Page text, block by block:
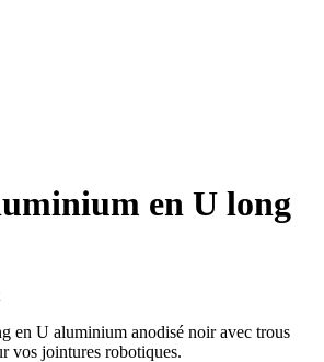
en U long
en U aluminium anodisé noir avec trous
vos jointures robotiques.